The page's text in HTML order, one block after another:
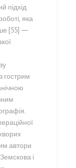
підхід
яка
[55] —
гострим
автори
і